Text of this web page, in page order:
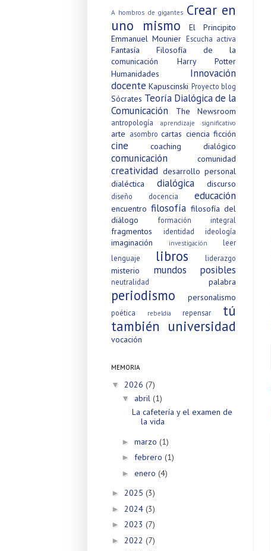
A hombros de gigantes Crear en
uno mismo
El Principito
Emmanuel Mounier Escucha activa
Fantasía
Filosofía de la
comunicación
Harry Potter
Humanidades
Innovación
docente Kapuscinski Proyecto blog
Sócrates Teoría Dialógica de la
Comunicación
The Newsroom
antropología aprendizaje significativo
arte asombro cartas ciencia ficción
cine coaching dialógico
comunicación comunidad
creatividad desarrollo personal
dialéctica
dialógica discurso
diseño docencia educación
encuentro filosofía filosofía del
diálogo
formación integral
fragmentos identidad ideología
imaginación investigación
leer
lenguaje
libros liderazgo
misterio mundos posibles
neutralidad palabra
periodismo personalismo
poética rebeldía repensar
tú
también universidad
vocación
MEMORIA
▼ 2026 (7)
▼ abril (1)
La cafetería y el examen de
la vida
► marzo (1)
► febrero (1)
► enero (4)
► 2025 (3)
► 2024 (3)
► 2023 (7)
► 2022 (7)